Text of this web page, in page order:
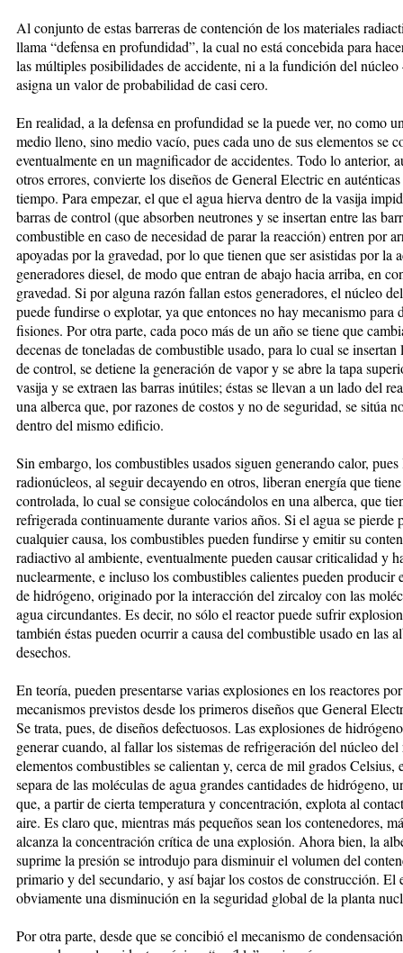
Al conjunto de estas barreras de contención de los materiales
llama “defensa en profundidad”, la cual no está concebida para
las múltiples posibilidades de accidente, ni a la fundición del
asigna un valor de probabilidad de casi cero.
En realidad, a la defensa en profundidad se la puede ver, no como
medio lleno, sino medio vacío, pues cada uno de sus elementos se
eventualmente en un magnificador de accidentes. Todo lo anterior,
otros errores, convierte los diseños de General Electric en
tiempo. Para empezar, el que el agua hierva dentro de la vasija
barras de control (que absorben neutrones y se insertan entre las
combustible en caso de necesidad de parar la reacción) entren por
apoyadas por la gravedad, por lo que tienen que ser asistidas por la
generadores diesel, de modo que entran de abajo hacia arriba, en
gravedad. Si por alguna razón fallan estos generadores, el núcleo
puede fundirse o explotar, ya que entonces no hay mecanismo para
fisiones. Por otra parte, cada poco más de un año se tiene que
decenas de toneladas de combustible usado, para lo cual se insertan
de control, se detiene la generación de vapor y se abre la tapa
vasija y se extraen las barras inútiles; éstas se llevan a un lado del
una alberca que, por razones de costos y no de seguridad, se sitúa
dentro del mismo edificio.
Sin embargo, los combustibles usados siguen generando calor, pues
radionúcleos, al seguir decayendo en otros, liberan energía que
controlada, lo cual se consigue colocándolos en una alberca, que
refrigerada continuamente durante varios años. Si el agua se pierde
cualquier causa, los combustibles pueden fundirse y emitir su
radiactivo al ambiente, eventualmente pueden causar criticalidad y
nuclearmente, e incluso los combustibles calientes pueden producir
de hidrógeno, originado por la interacción del zircaloy con las
agua circundantes. Es decir, no sólo el reactor puede sufrir
también éstas pueden ocurrir a causa del combustible usado en las
desechos.
En teoría, pueden presentarse varias explosiones en los reactores por
mecanismos previstos desde los primeros diseños que General
Se trata, pues, de diseños defectuosos. Las explosiones de
generar cuando, al fallar los sistemas de refrigeración del núcleo del
elementos combustibles se calientan y, cerca de mil grados Celsius,
separa de las moléculas de agua grandes cantidades de hidrógeno,
que, a partir de cierta temperatura y concentración, explota al
aire. Es claro que, mientras más pequeños sean los contenedores,
alcanza la concentración crítica de una explosión. Ahora bien, la
suprime la presión se introdujo para disminuir el volumen del
primario y del secundario, y así bajar los costos de construcción. El
obviamente una disminución en la seguridad global de la planta
Por otra parte, desde que se concibió el mecanismo de